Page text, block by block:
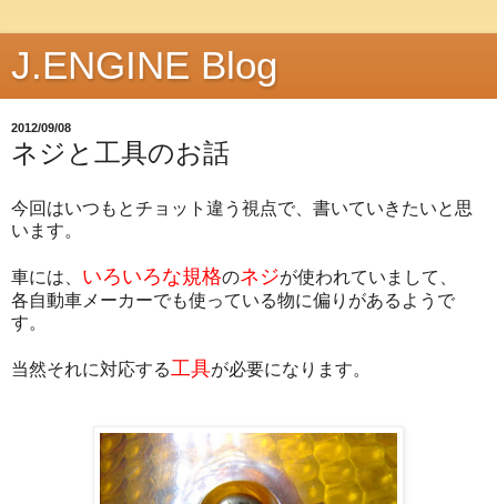
J.ENGINE Blog
2012/09/08
ネジと工具のお話
今回はいつもとチョット違う視点で、書いていきたいと思
います。
車には、 いろいろな規格のネジが使われていまして、
各自動車メーカーでも使っている物に偏りがあるようで
す。
当然それに対応する工具が必要になります。